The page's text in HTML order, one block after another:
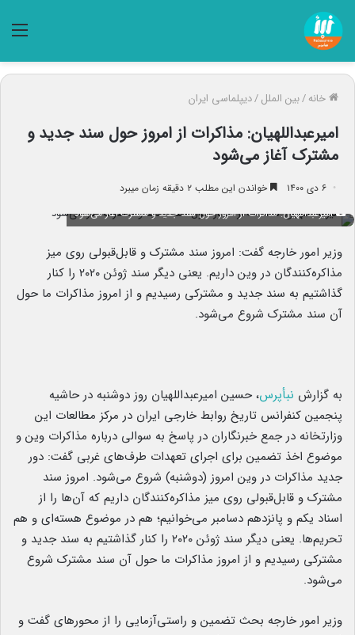
خانه/بین الملل/دیپلماسی ایران
امیرعبداللهیان: مذاکرات از امروز حول سند جدید و
مشترک آغاز می‌شود
۶ دی ۱۴۰۰ خواندن این مطلب ۲ دقیقه زمان میبرد
امیرعبداللهیان: مذاکرات از امروز حول سند جدید و مشترک آغاز می‌شود
وزیر امور خارجه گفت: امروز سند مشترک و قابل‌قبولی روی میز
مذاکره‌کنندگان در وین داریم. یعنی دیگر سند ژوئن ۲۰۲۰ را کنار
گذاشتیم به سند جدید و مشترکی رسیدیم و از امروز مذاکرات ما حول
آن سند مشترک شروع می‌شود.
به گزارش نبأپرس، حسین امیرعبداللهیان روز دوشنبه در حاشیه
پنجمین کنفرانس تاریخ روابط خارجی ایران در مرکز مطالعات این
وزارتخانه در جمع خبرنگاران در پاسخ به سوالی درباره مذاکرات وین و
موضوع اخذ تضمین برای اجرای تعهدات طرف‌های غربی گفت: دور
جدید مذاکرات در وین امروز (دوشنبه) شروع می‌شود. امروز سند
مشترک و قابل‌قبولی روی میز مذاکره‌کنندگان داریم که آن‌ها را از
اسناد یکم و پانزدهم دسامبر می‌خوانیم؛ هم در موضوع هسته‌ای و هم
تحریم‌ها. یعنی دیگر سند ژوئن ۲۰۲۰ را کنار گذاشتیم به سند جدید و
مشترکی رسیدیم و از امروز مذاکرات ما حول آن سند مشترک شروع
می‌شود.
وزیر امور خارجه بحث تضمین و راستی‌آزمایی را از محورهای گفت و